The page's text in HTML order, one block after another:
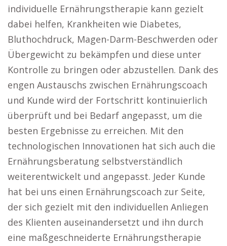
individuelle Ernährungstherapie kann gezielt
dabei helfen, Krankheiten wie Diabetes,
Bluthochdruck, Magen-Darm-Beschwerden oder
Übergewicht zu bekämpfen und diese unter
Kontrolle zu bringen oder abzustellen. Dank des
engen Austauschs zwischen Ernährungscoach
und Kunde wird der Fortschritt kontinuierlich
überprüft und bei Bedarf angepasst, um die
besten Ergebnisse zu erreichen. Mit den
technologischen Innovationen hat sich auch die
Ernährungsberatung selbstverständlich
weiterentwickelt und angepasst. Jeder Kunde
hat bei uns einen Ernährungscoach zur Seite,
der sich gezielt mit den individuellen Anliegen
des Klienten auseinandersetzt und ihn durch
eine maßgeschneiderte Ernährungstherapie